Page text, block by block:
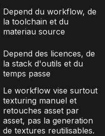
Depend du workflow, de
la toolchain et du
materiau source
Depend des licences, de
la stack d'outils et du
temps passe
Le workflow vise surtout
texturing manuel et
retouches asset par
asset, pas la generation
de textures reutilisables.